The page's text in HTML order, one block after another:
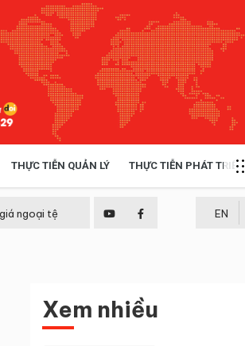
THỰC TIỄN QUẢN LÝ THỰC TIỄN PHÁT TRIỂN
ngoại tệ EN
Xem nhiều